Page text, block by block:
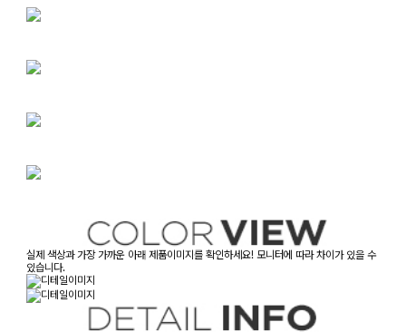
실제 색상과 가장 가까운 아래 제품이미지를 확인하세요! 모니터에 따라 차이가 있을 수
있습니다.